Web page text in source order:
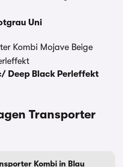
Uni
Deep Black Perleffekt
Transporter
Kombi in Blau